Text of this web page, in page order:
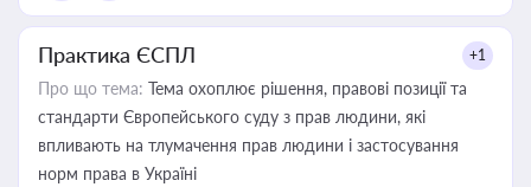
Практика ЄСПЛ +1
Про що тема: Тема охоплює рішення, правові позиції та
стандарти Європейського суду з прав людини, які
впливають на тлумачення прав людини і застосування
норм права в Україні